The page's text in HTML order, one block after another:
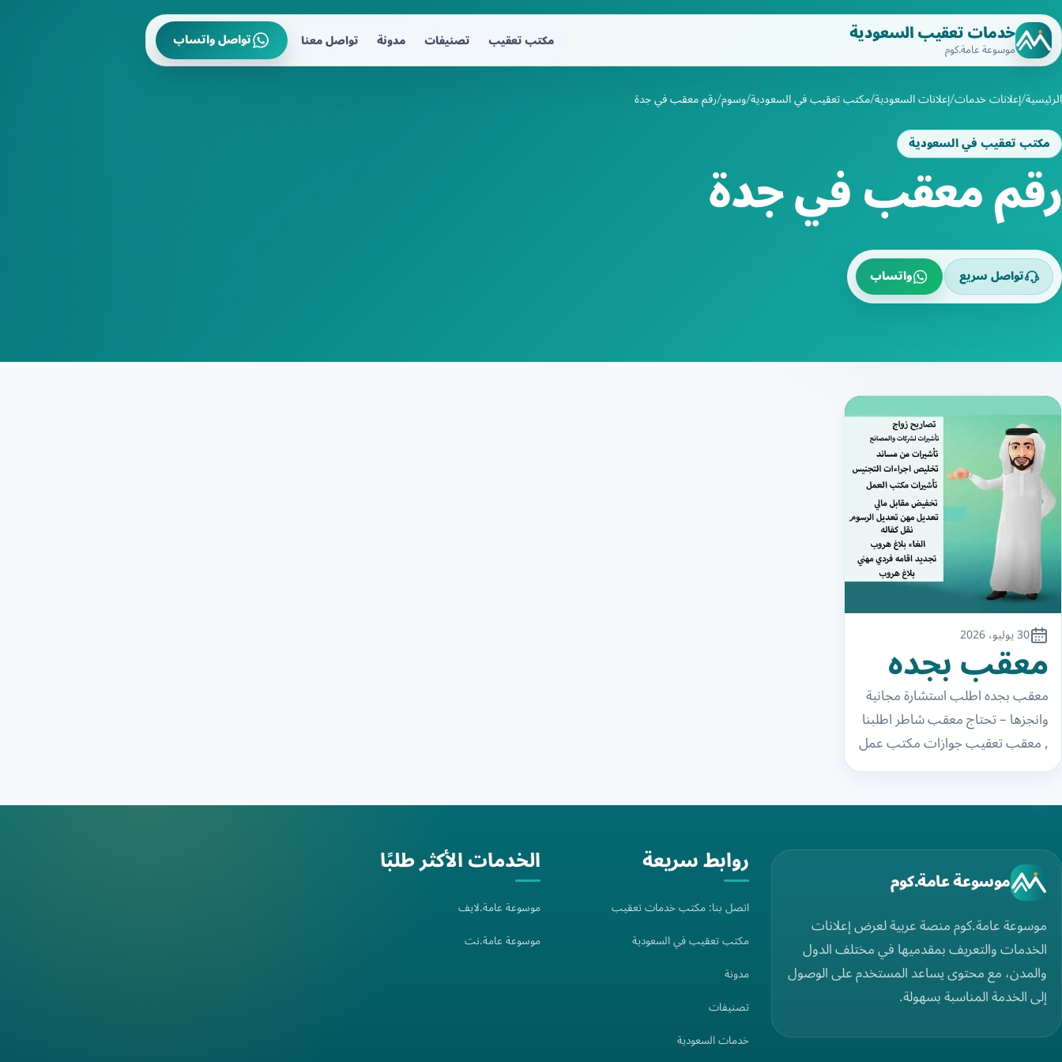
خدمات تعقيب السعودية
موسوعة عامة.كوم مكتب تعقيب تصنيفات مدونة تواصل معنا تواصل واتساب
الرئيسية إعلانات خدمات إعلانات السعودية مكتب تعقيب في السعودية وسوم رقم معقب في جدة
مكتب تعقيب في السعودية
رقم معقب في جدة
تواصل سريع واتساب
30 يوليو، 2026
معقب بجده
معقب بجده اطلب استشارة مجانية
وانجزها – تحتاج معقب شاطر اطلبنا
, معقب تعقيب جوازات مكتب عمل
, مكتب تعقيب في جدة – تحتاج…
موسوعة عامة.كوم
موسوعة عامة.كوم منصة عربية لعرض إعلانات
الخدمات والتعريف بمقدميها في مختلف الدول
والمدن، مع محتوى يساعد المستخدم على الوصول
إلى الخدمة المناسبة بسهولة.
روابط سريعة
اتصل بنا: مكتب خدمات تعقيب
مكتب تعقيب في السعودية
مدونة
تصنيفات
خدمات السعودية
الخدمات الأكثر طلبًا
موسوعة عامة.لايف
موسوعة عامة.نت